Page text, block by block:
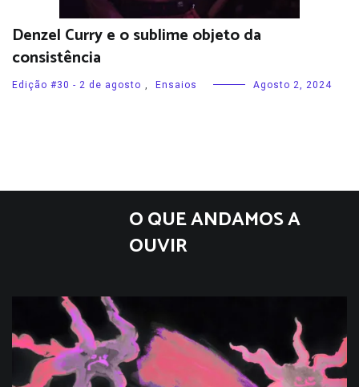
Denzel Curry e o sublime objeto da
consistência
Edição #30 - 2 de agosto , Ensaios Agosto 2, 2024
O QUE ANDAMOS A
OUVIR